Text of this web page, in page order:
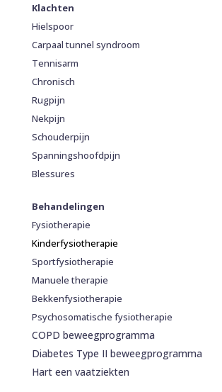
Klachten
Hielspoor
Carpaal tunnel syndroom
Tennisarm
Chronisch
Rugpijn
Nekpijn
Schouderpijn
Spanningshoofdpijn
Blessures
Behandelingen
Fysiotherapie
Kinderfysiotherapie
Sportfysiotherapie
Manuele therapie
Bekkenfysiotherapie
Psychosomatische fysiotherapie
COPD beweegprogramma
Diabetes Type II beweegprogramma
Hart een vaatziekten